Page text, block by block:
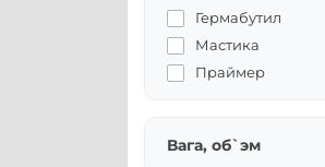
Гермабутил
Мастика
Праймер
Вага, об`эм